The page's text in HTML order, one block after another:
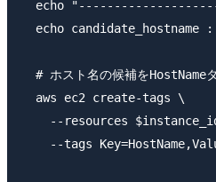
echo
echo candidate_hostname
# ホスト名の候補をHostName
  aws ec2 create-tags \
--resources
--tags